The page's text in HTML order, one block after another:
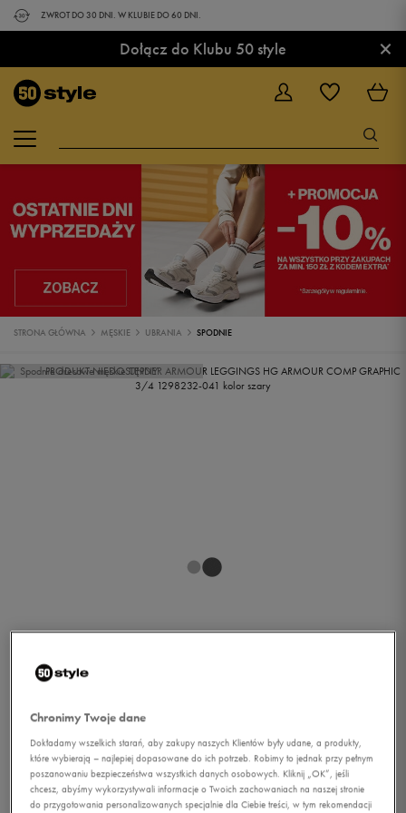
ZWROT DO 30 DNI. W KLUBIE DO 60 DNI.
Dołącz do Klubu 50 style ×
STRONA GŁÓWNA MĘSKIE UBRANIA SPODNIE
PRODUKT NIEDOSTĘPNY
UNDER ARMOUR
Chronimy Twoje dane
Dokładamy wszelkich starań, aby zakupy naszych Klientów były udane, a produkty,
które wybierają – najlepiej dopasowane do ich potrzeb. Robimy to jednak przy pełnym
poszanowaniu bezpieczeństwa wszystkich danych osobowych. Kliknij „OK”, jeśli
chcesz, abyśmy wykorzystywali informacje o Twoich zachowaniach na naszej stronie
do przygotowania personalizowanych specjalnie dla Ciebie treści, w tym rekomendacji